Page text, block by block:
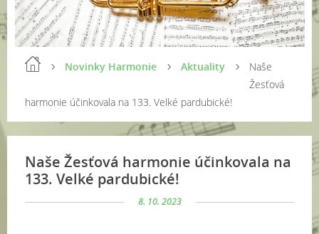
Novinky Harmonie Aktuality
Naše
Žesťová
harmonie účinkovala na 133. Velké pardubické!
Naše Žesťová harmonie účinkovala na
133. Velké pardubické!
8. 10. 2023